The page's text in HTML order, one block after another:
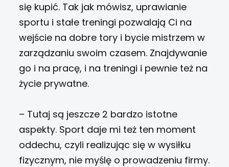
się kupić. Tak jak mówisz, uprawianie
sportu i stałe treningi pozwalają Ci na
wejście na dobre tory i bycie mistrzem w
zarządzaniu swoim czasem. Znajdywanie
go i na pracę, i na treningi i pewnie też na
życie prywatne.
– Tutaj są jeszcze 2 bardzo istotne
aspekty. Sport daje mi też ten moment
oddechu, czyli realizując się w wysiłku
fizycznym, nie myślę o prowadzeniu firmy.